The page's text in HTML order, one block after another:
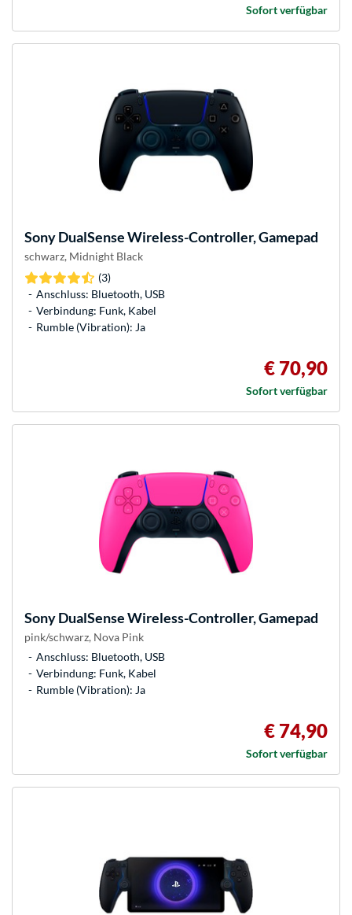
Sofort verfügbar
SonyDualSense Wireless-Controller, Gamepad
schwarz, Midnight Black
(3)
Anschluss: Bluetooth, USB
Verbindung: Funk, Kabel
Rumble (Vibration): Ja
€ 70,90
Sofort verfügbar
SonyDualSense Wireless-Controller, Gamepad
pink/schwarz, Nova Pink
Anschluss: Bluetooth, USB
Verbindung: Funk, Kabel
Rumble (Vibration): Ja
€ 74,90
Sofort verfügbar